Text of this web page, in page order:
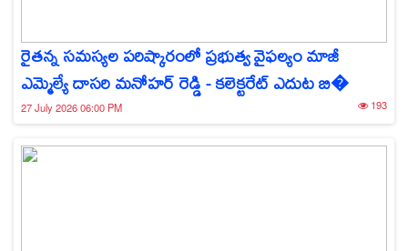
రైతన్న సమస్యల పరిష్కారంలో ప్రభుత్వ వైఫల్యం మాజీ
ఎమ్మెల్యే దాసరి మనోహర్ రెడ్డి - కలెక్టరేట్ ఎదుట బి�
27 July 2026 06:00 PM 193